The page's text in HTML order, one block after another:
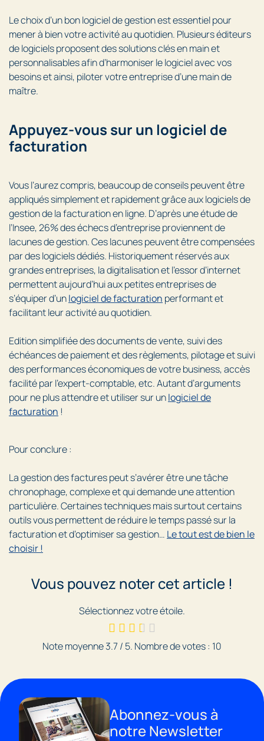
Le choix d’un bon logiciel de gestion est essentiel pour
mener à bien votre activité au quotidien. Plusieurs éditeurs
de logiciels proposent des solutions clés en main et
personnalisables afin d’harmoniser le logiciel avec vos
besoins et ainsi, piloter votre entreprise d’une main de
maître.
Appuyez-vous sur un logiciel de
facturation
Vous l’aurez compris, beaucoup de conseils peuvent être
appliqués simplement et rapidement grâce aux logiciels de
gestion de la facturation en ligne. D’après une étude de
l’Insee, 26% des échecs d’entreprise proviennent de
lacunes de gestion. Ces lacunes peuvent être compensées
par des logiciels dédiés. Historiquement réservés aux
grandes entreprises, la digitalisation et l’essor d’internet
permettent aujourd’hui aux petites entreprises de
s’équiper d’unlogiciel de facturation performant et
facilitant leur activité au quotidien.
Edition simplifiée des documents de vente, suivi des
échéances de paiement et des règlements, pilotage et suivi
des performances économiques de votre business, accès
facilité par l’expert-comptable, etc. Autant d’arguments
pour ne plus attendre et utiliser sur unlogiciel de
facturation !
Pour conclure :
La gestion des factures peut s’avérer être une tâche
chronophage, complexe et qui demande une attention
particulière. Certaines techniques mais surtout certains
outils vous permettent de réduire le temps passé sur la
facturation et d’optimiser sa gestion… Le tout est de bien le
choisir !
Vous pouvez noter cet article !
Sélectionnez votre étoile.
Note moyenne3.7 / 5. Nombre de votes : 10
Abonnez-vous à
notre Newsletter